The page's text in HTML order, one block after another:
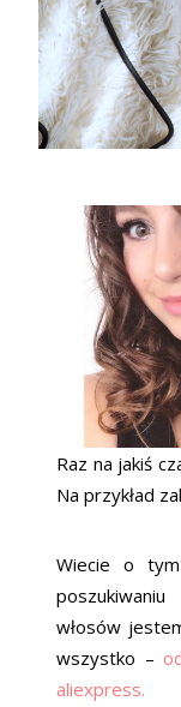
Raz na jakiś
Na przykład
Wiecie o
włosów
wszystko –
aliexpress.